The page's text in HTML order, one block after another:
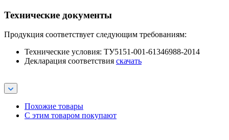
Технические документы
Продукция соответствует следующим требованиям:
Технические условия: ТУ5151-001-61346988-2014
Декларация соответствия скачать
Похожие товары
С этим товаром покупают